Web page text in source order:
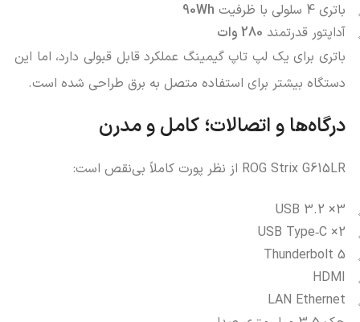
باتری 4 سلولی با ظرفیت
90Wh
آداپتور قدرتمند 280 وات
باتری برای یک لپ‌ تاپ گیمینگ عملکرد قابل قبولی دارد، اما این
دستگاه بیشتر برای استفاده متصل به برق طراحی شده است.
درگاه‌ها و اتصالات؛ کامل و مدرن
ROG Strix G615LR از نظر پورت کاملاً بی‌نقص است:
3× USB 3.2
2× USB Type‑C
Thunderbolt 5
HDMI
LAN Ethernet